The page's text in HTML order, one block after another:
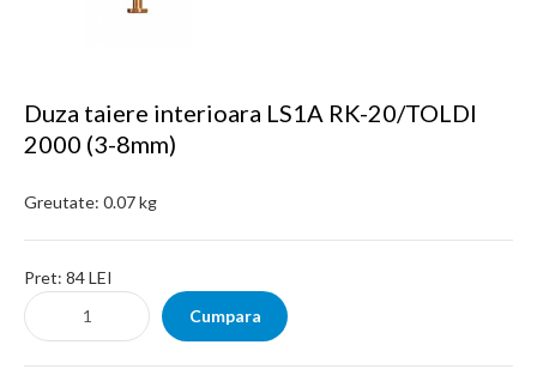
Duza taiere interioara LS1A RK-20/TOLDI
2000 (3-8mm)
Greutate: 0.07 kg
Pret: 84 LEI